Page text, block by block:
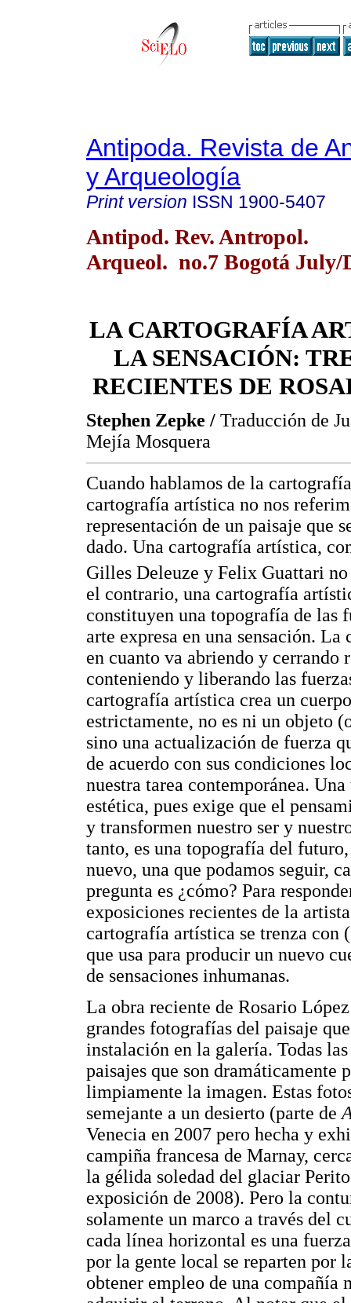
Antipoda. Revista de
y Arqueología
Print version ISSN 1900-5407
Antipod. Rev. Antropol.
Arqueol. no.7 Bogotá July/
LA CARTOGRAFÍA
LA SENSACIÓN:
RECIENTES DE
Stephen Zepke / Traducción de
Mejía Mosquera
Cuando hablamos de la
cartografía artística no nos
representación de un paisaje que
dado. Una cartografía artística,
Gilles Deleuze y Felix Guattari
el contrario, una cartografía
constituyen una topografía de las
arte expresa en una sensación.
en cuanto va abriendo y cerrando
conteniendo y liberando las
cartografía artística crea un
estrictamente, no es ni un objeto
sino una actualización de fuerza
de acuerdo con sus condiciones
nuestra tarea contemporánea.
estética, pues exige que el
y transformen nuestro ser y
tanto, es una topografía del
nuevo, una que podamos seguir,
pregunta es ¿cómo? Para
exposiciones recientes de la
cartografía artística se trenza con
que usa para producir un nuevo
de sensaciones inhumanas.
La obra reciente de Rosario
grandes fotografías del paisaje
instalación en la galería. Todas
paisajes que son dramáticamente
limpiamente la imagen. Estas
semejante a un desierto (parte de
Venecia en 2007 pero hecha y
campiña francesa de Marnay,
la gélida soledad del glaciar
exposición de 2008). Pero la
solamente un marco a través del
cada línea horizontal es una
por la gente local se reparten por
obtener empleo de una compañía